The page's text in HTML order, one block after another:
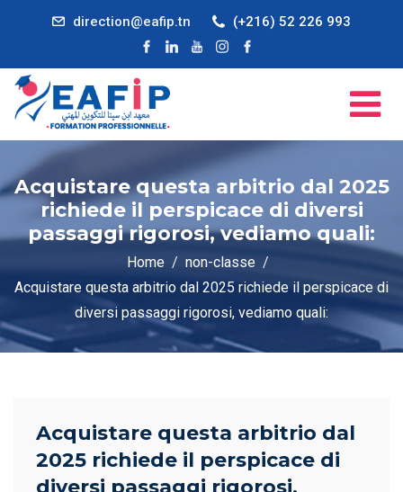
direction@eafip.tn (+216) 52 226 993
Acquistare questa arbitrio dal 2025
richiede il perspicace di diversi
passaggi rigorosi, vediamo quali:
Home
non-classe
Acquistare questa arbitrio dal 2025 richiede il perspicace di
diversi passaggi rigorosi, vediamo quali:
Acquistare questa arbitrio dal
2025 richiede il perspicace di
diversi passaggi rigorosi,